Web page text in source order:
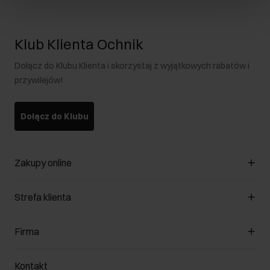
Klub Klienta Ochnik
Dołącz do Klubu Klienta i skorzystaj z wyjątkowych rabatów i
przywilejów!
Dołącz do Klubu
Zakupy online
Zarządzaj cookies
Formy płatności
Jak dokonać zwrotu?
Strefa klienta
Klub Klienta
Firma
O nas
Kontakt